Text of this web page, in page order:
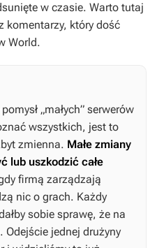
w czasie. Warto tutaj
komentarzy, który dość
World.
„małych” serwerów
wszystkich, jest to
zmienna. Małe zmiany
lub uszkodzić całe
firmą zarządzają
nic o grach. Każdy
sobie sprawę, że na
Odejście jednej drużyny